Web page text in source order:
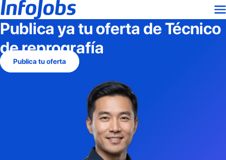
Publica ya tu oferta deTécnico
de reprografía
Publica tu oferta